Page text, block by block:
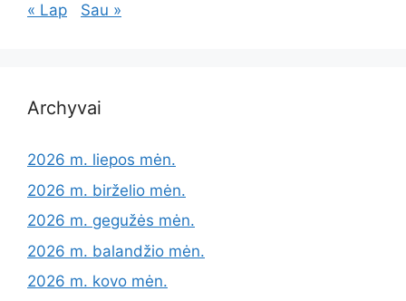
« Lap Sau »
Archyvai
2026 m. liepos mėn.
2026 m. birželio mėn.
2026 m. gegužės mėn.
2026 m. balandžio mėn.
2026 m. kovo mėn.